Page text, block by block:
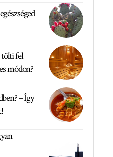
tölti fel
módon?
– Így